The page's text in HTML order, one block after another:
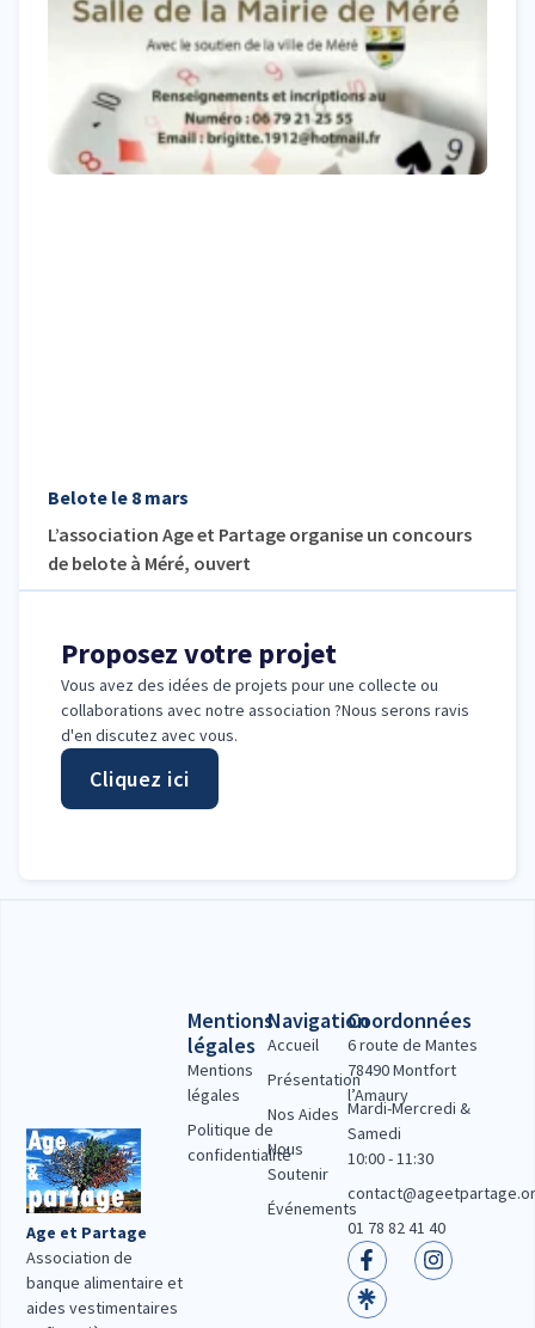
Belote le 8 mars
L’association Age et Partage organise un concours
de belote à Méré, ouvert
Proposez votre projet
Vous avez des idées de projets pour une collecte ou
collaborations avec notre association ?Nous serons ravis
d'en discutez avec vous.
Cliquez ici
Age et Partage
Association de
banque alimentaire et
aides vestimentaires
Coordonnées
6 route de Mantes
78490 Montfort
l’Amaury
Mardi-Mercredi &
Samedi
10:00 - 11:30
01 78 82 41 40
Navigation
Accueil
Présentation
Nos Aides
Nous
Soutenir
Événements
Mentions
légales
Mentions
légales
Politique de
confidentialité